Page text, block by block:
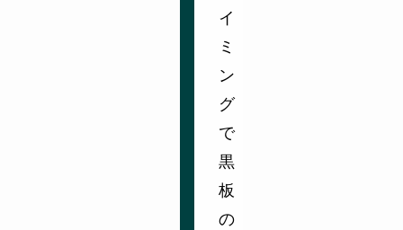
イ
ミ
ン
グ
で
黒
板
の